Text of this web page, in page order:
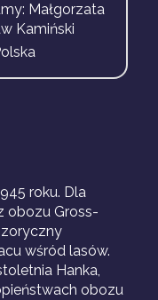
Małgorzata
Kamiński
roku. Dla
obozu Gross-
wśród lasów.
Hanka,
obozu